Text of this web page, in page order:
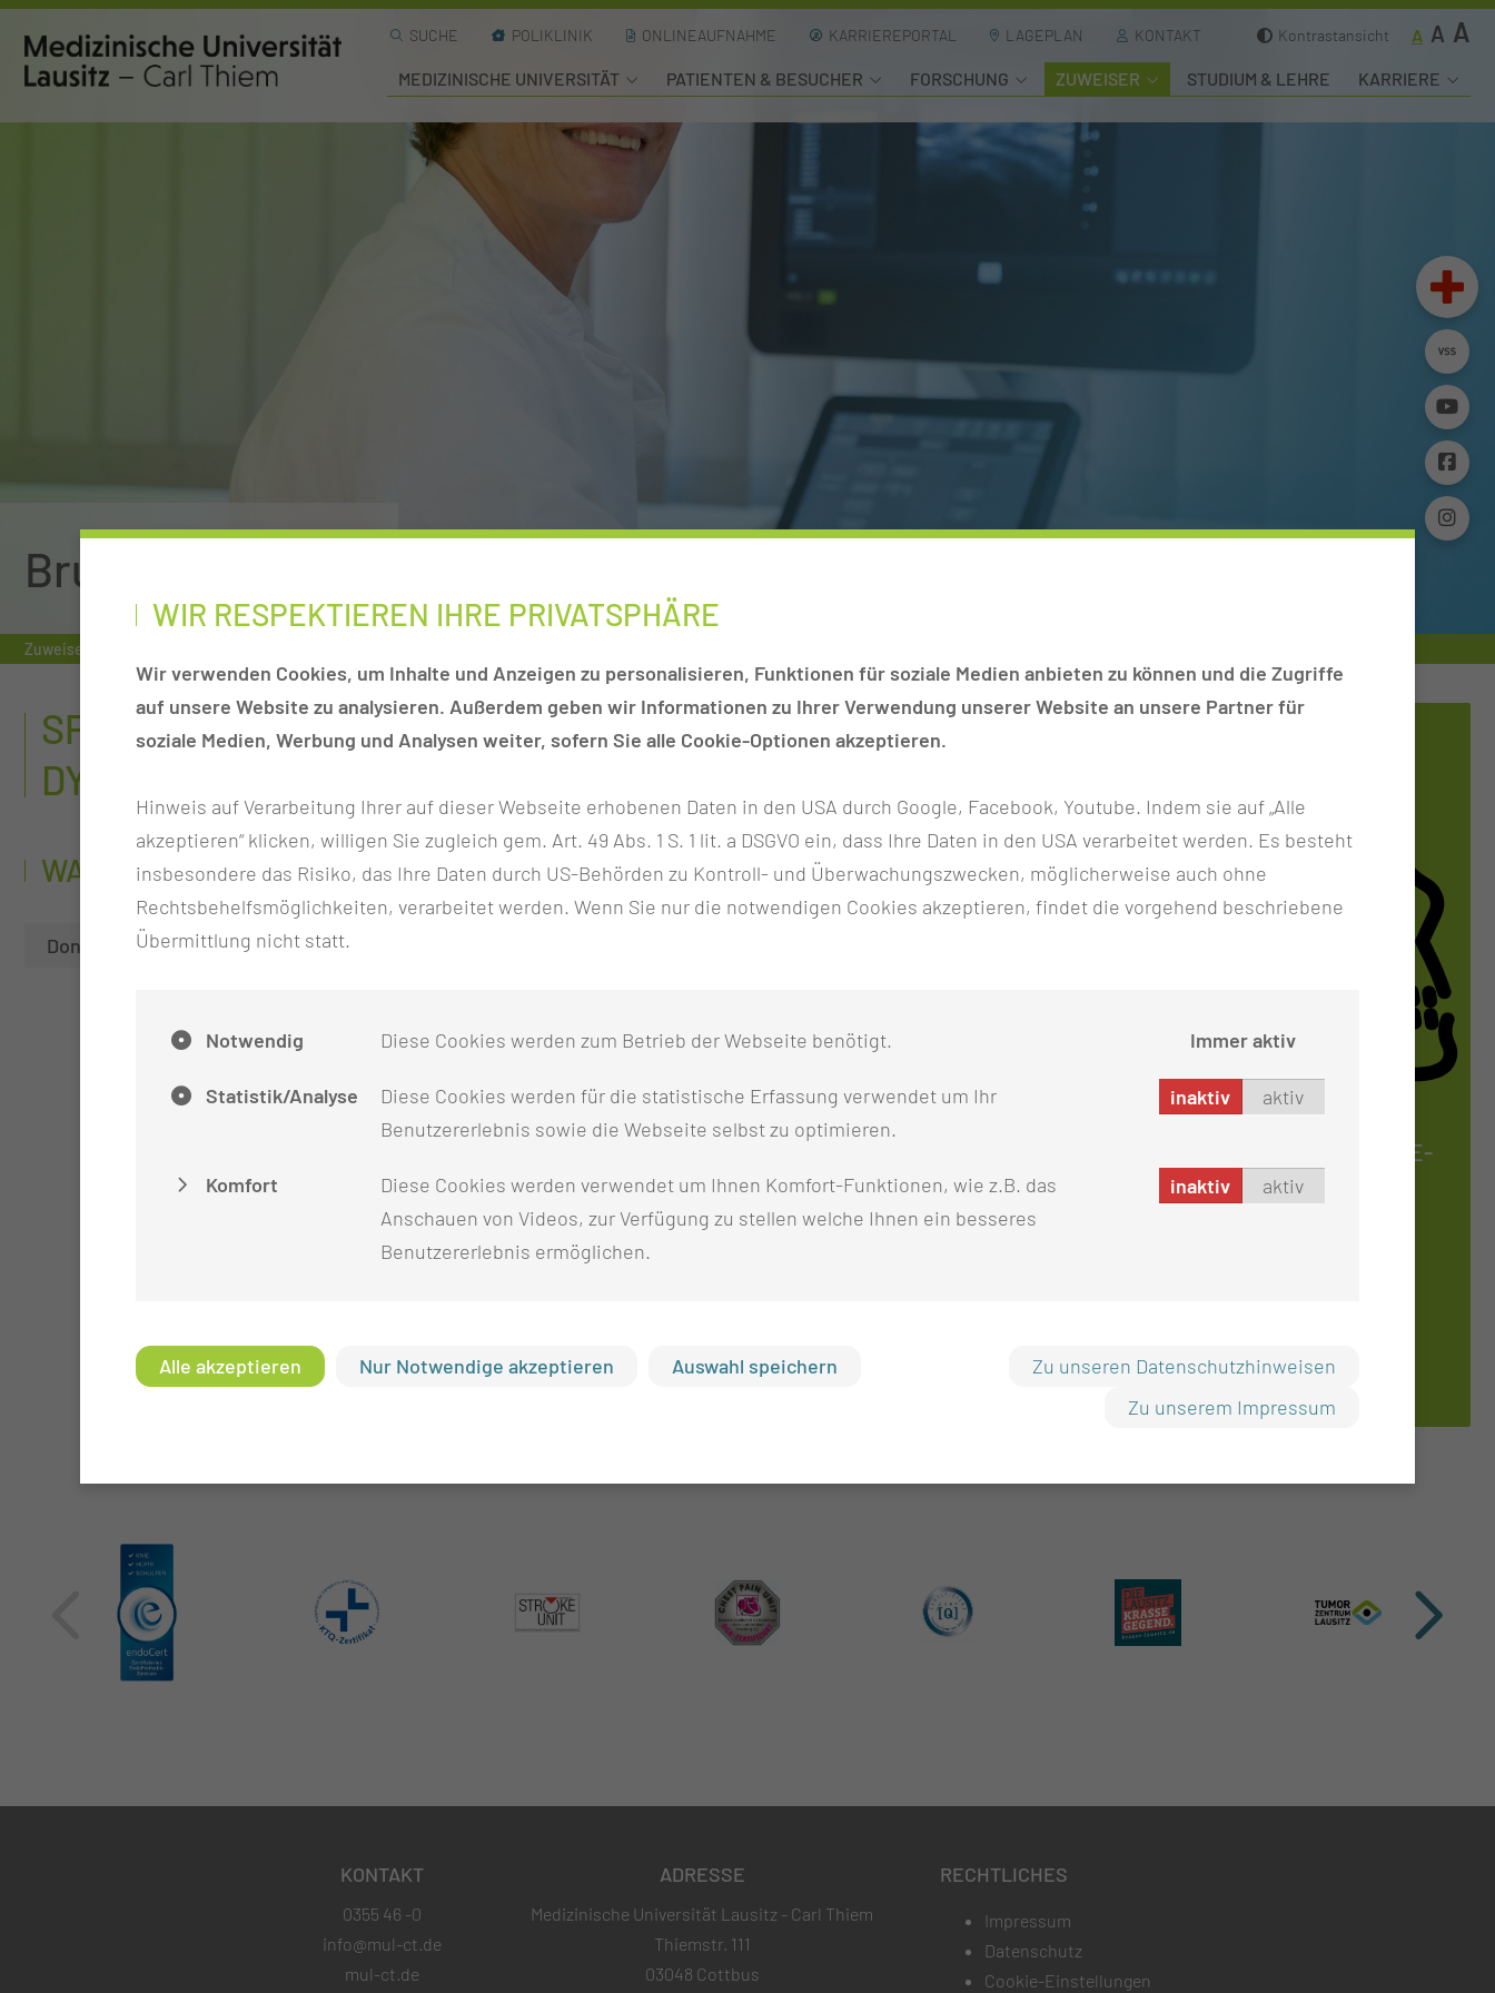
SUCHE POLIKLINIK ONLINEAUFNAHME KARRIEREPORTAL LAGEPLAN KONTAKT Kontrastansicht A A A
MEDIZINISCHE UNIVERSITÄT PATIENTEN & BESUCHER FORSCHUNG ZUWEISER STUDIUM & LEHRE KARRIERE
Brustzentrum
Zuweiser
MUND-, KIE­FER-, GE­SICHTS-, RE­
KON­STRUK­TI­VE & PLAS­TI­SCHE
CHIR­UR­GIE
Tel.: +49 355 46 2502
Anmeldung
SPRECHSTUNDE KIEFERORTHOPÄDISCHE CHIRURGIE
DYSGNATHIE-THERAPIE
WANN FINDET DIE SPRECHSTUNDE STATT?
Donnerstag 16:00 - 18:00 Uhr
KONTAKT
0355 46 -0
info@mul-ct.de
mul-ct.de
ADRESSE
Medizinische Universität Lausitz - Carl Thiem
Thiemstr. 111
03048 Cottbus
RECHTLICHES
Impressum
Datenschutz
Cookie-Einstellungen
WIR RESPEKTIEREN IHRE PRIVATSPHÄRE
Wir verwenden Cookies, um Inhalte und Anzeigen zu personalisieren, Funktionen für soziale Medien anbieten zu können und die Zugriffe
auf unsere Website zu analysieren. Außerdem geben wir Informationen zu Ihrer Verwendung unserer Website an unsere Partner für
soziale Medien, Werbung und Analysen weiter, sofern Sie alle Cookie-Optionen akzeptieren.
Hinweis auf Verarbeitung Ihrer auf dieser Webseite erhobenen Daten in den USA durch Google, Facebook, Youtube. Indem sie auf „Alle
akzeptieren“ klicken, willigen Sie zugleich gem. Art. 49 Abs. 1 S. 1 lit. a DSGVO ein, dass Ihre Daten in den USA verarbeitet werden. Es besteht
insbesondere das Risiko, das Ihre Daten durch US-Behörden zu Kontroll- und Überwachungszwecken, möglicherweise auch ohne
Rechtsbehelfsmöglichkeiten, verarbeitet werden. Wenn Sie nur die notwendigen Cookies akzeptieren, findet die vorgehend beschriebene
Übermittlung nicht statt.
Notwendig Diese Cookies werden zum Betrieb der Webseite benötigt. Immer aktiv
Statistik/Analyse
Diese Cookies werden für die statistische Erfassung verwendet um Ihr
Benutzererlebnis sowie die Webseite selbst zu optimieren.
inaktiv aktiv
Komfort
Diese Cookies werden verwendet um Ihnen Komfort-Funktionen, wie z.B. das
Anschauen von Videos, zur Verfügung zu stellen welche Ihnen ein besseres
Benutzererlebnis ermöglichen.
inaktiv aktiv
Alle akzeptieren Nur Notwendige akzeptieren Auswahl speichern
Zu unseren Datenschutzhinweisen
Zu unserem Impressum